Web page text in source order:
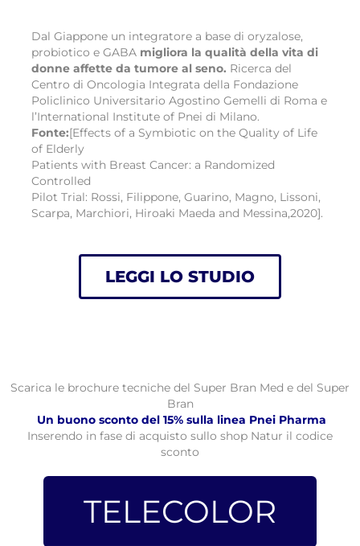
Dal Giappone un integratore a base di oryzalose,
probiotico e GABA migliora la qualità della vita di
donne affette da tumore al seno. Ricerca del
Centro di Oncologia Integrata della Fondazione
Policlinico Universitario Agostino Gemelli di Roma e
l’International Institute of Pnei di Milano.
Fonte:[Effects of a Symbiotic on the Quality of Life
of Elderly
Patients with Breast Cancer: a Randomized
Controlled
Pilot Trial: Rossi, Filippone, Guarino, Magno, Lissoni,
Scarpa, Marchiori, Hiroaki Maeda and Messina,2020].
LEGGI LO STUDIO
Scarica le brochure tecniche del Super Bran Med e del Super
Bran
Un buono sconto del 15% sulla linea Pnei Pharma
Inserendo in fase di acquisto sullo shop Natur il codice
sconto
TELECOLOR